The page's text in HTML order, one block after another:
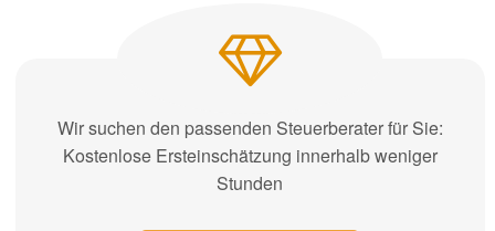
Wir suchen den passenden Steuerberater für Sie:
Kostenlose Ersteinschätzung innerhalb weniger
Stunden